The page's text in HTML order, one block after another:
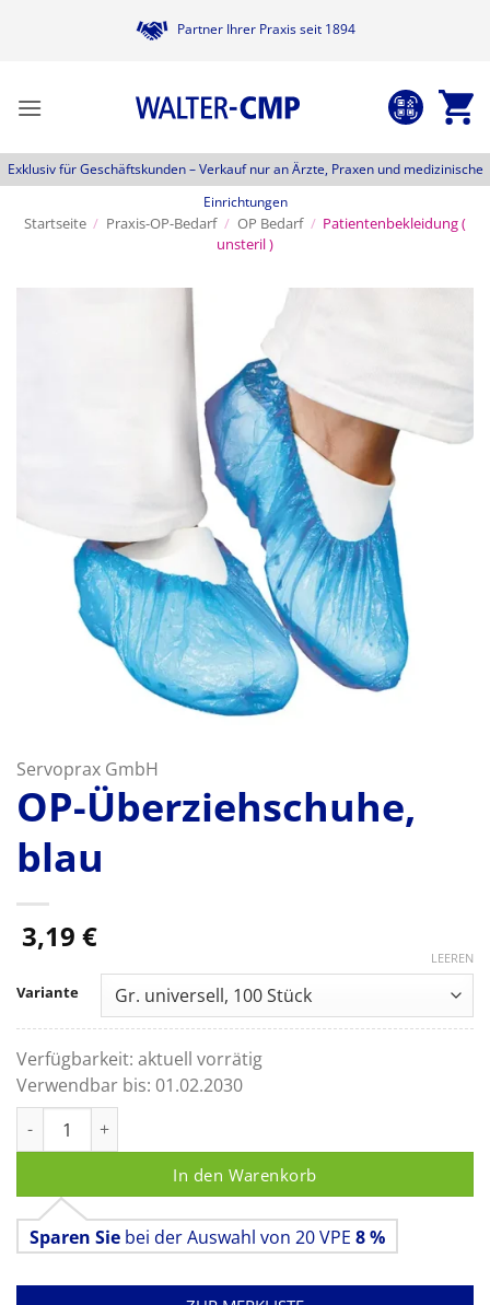
Partner Ihrer Praxis seit 1894
Exklusiv für Geschäftskunden –Verkauf nur an Ärzte, Praxen und medizinische
Einrichtungen
Startseite / Praxis-OP-Bedarf / OP Bedarf / Patientenbekleidung (
unsteril )
Servoprax GmbH
OP-Überziehschuhe,
blau
3,19 €
Variante
LEEREN
Verfügbarkeit: aktuell vorrätig
Verwendbar bis: 01.02.2030
In den Warenkorb
Sparen Sie bei der Auswahl von 20 VPE 8 %